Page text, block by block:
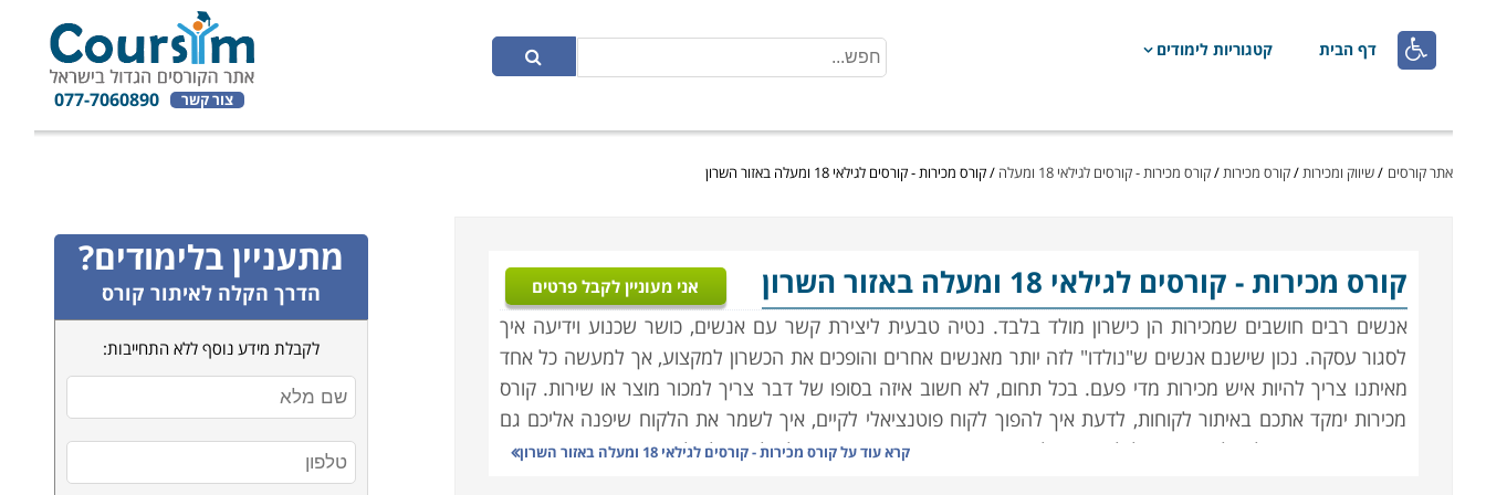
 דף הבית קטגוריות לימודים
צור קשר 077-7060890
אתר קורסים /שיווק ומכירות/קורס מכירות/קורס מכירות - קורסים לגילאי 18 ומעלה /קורס מכירות - קורסים לגילאי 18 ומעלה באזור השרון
קורס מכירות- קורסים לגילאי 18 ומעלה באזור השרון אני מעוניין לקבל פרטים
אנשים רבים חושבים שמכירות הן כישרון מולד בלבד. נטיה טבעית ליצירת קשר עם אנשים, כושר שכנוע וידיעה איך
לסגור עסקה. נכון שישנם אנשים ש"נולדו" לזה יותר מאנשים אחרים והופכים את הכשרון למקצוע, אך למעשה כל אחד
מאיתנו צריך להיות איש מכירות מדי פעם. בכל תחום, לא חשוב איזה בסופו של דבר צריך למכור מוצר או שירות. קורס
מכירות ימקד אתכם באיתור לקוחות, לדעת איך להפוך לקוח פוטנציאלי לקיים, איך לשמר את הלקוח שיפנה אליכם גם
בפעם הבאה ואיך לטפל בפניות של לקוחות שלכם. תחום זה הוא קריטי ומרכזי, לב ליבו של כל ארגון עסקי, והוא מהווה
קרא עוד עלקורס מכירות - קורסים לגילאי 18 ומעלה באזור השרון
מתעניין בלימודים?
הדרך הקלה לאיתור קורס
לקבלת מידע נוסף ללא התחייבות: